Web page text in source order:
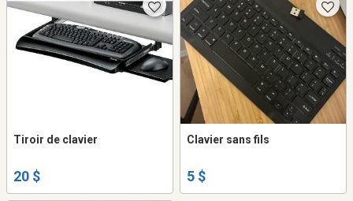
Tiroir de clavier
20 $
Clavier sans fils
5 $